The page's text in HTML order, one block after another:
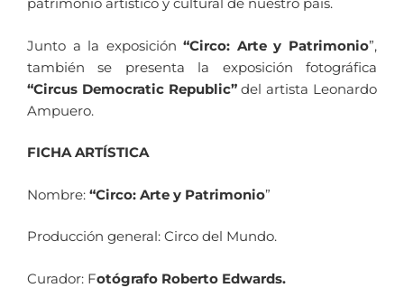
patrimonio artístico y cultural de nuestro país.
Junto a la exposición“Circo: Arte y Patrimonio”,
también se presenta la exposición fotográfica
“Circus Democratic Republic”del artista Leonardo
Ampuero.
FICHA ARTÍSTICA
Nombre: “Circo: Arte y Patrimonio”
Producción general: Circo del Mundo.
Curador: Fotógrafo Roberto Edwards.